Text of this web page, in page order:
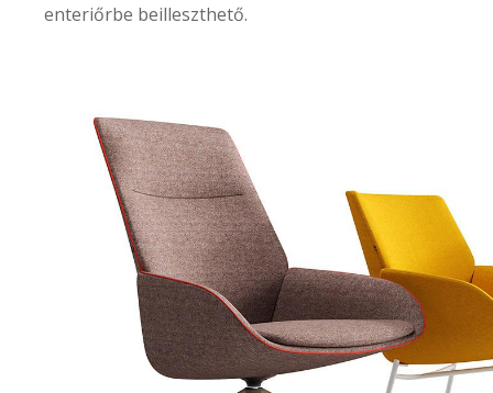
enteriőrbe beilleszthető.